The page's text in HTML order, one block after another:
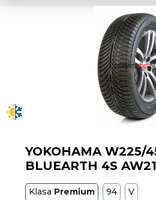
YOKOHAMA W225/
BLUEARTH 4S
Klasa Premium 94 V